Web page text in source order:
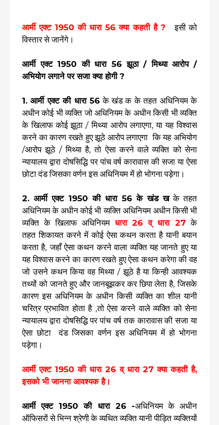
आर्मी एक्ट 1950 की धारा 56 क्या कहती है ? इसी को
विस्तार से जानेंगे।
आर्मी एक्ट 1950 की धारा 56 झूठा / मिथ्या आरोप /
अभियोग लगाने पर सजा क्या होगी ?
1. आर्मी एक्ट की धारा 56 के खंड क के तहत अधिनियम के
अधीन कोई भी व्यक्ति जो अधिनियम के अधीन किसी भी व्यक्ति
के खिलाफ कोई झूठा / मिथ्या आरोप लगाएगा, या यह विश्वास
करने का कारण रखते हुए झूठे आरोप लगाएगा कि यह अभियोग
/आरोप झूठे / मिथ्या है, तो ऐसा करने वाले व्यक्ति को सेना
न्यायालय द्वारा दोषसिद्धि पर पांच वर्ष कारावास की सजा या ऐसा
छोटा दंड जिसका वर्णन इस अधिनियम में हो भोगना पड़ेगा।
2. आर्मी एक्ट 1950 की धारा 56 के खंड खके तहत
अधिनियम के अधीन कोई भी व्यक्ति अधिनियम अधीन किसी भी
व्यक्ति के खिलाफ अधिनियम धारा 26 व् धारा 27 के
तहत शिकायत करने में कोई ऐसा कथन करता है यानी बयान
करता है, जहाँ ऐसा कथन करने वाला व्यक्ति यह जानते हुए या
यह विश्वास करने का कारण रखते हुए ऐसा कथन करेगा की वह
जो उसने कथन किया वह मिथ्या / झूठे है या किन्ही आवश्यक
तथ्यों को जानते हुए और जानबूझकर कर छिपा लेता है, जिसके
कारण इस अधिनियम के अधीन किसी व्यक्ति का शील यानी
चरित्र प्रभावित होता है ,तो ऐसा करने वाले व्यक्ति को सेना
न्यायालय द्वारा दोषसिद्धि पर पांच वर्ष तक कारावास की सजा या
ऐसा छोटा दंड जिसका वर्णन इस अधिनियम में हो भोगना
पड़ेगा।
आर्मी एक्ट 1950 की धारा 26 व् धारा 27 क्या कहती है,
इसको भी जानना आवश्यक है।
आर्मी एक्ट 1950 की धारा 26 -अधिनियम के अधीन
ऑफिसरों से भिन्न श्रेणी के व्यथित व्यक्ति यानी पीड़ित व्यक्तियों